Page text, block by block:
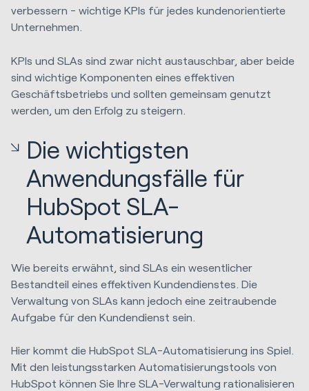
verbessern - wichtige KPIs für jedes kundenorientierte
Unternehmen.
KPIs und SLAs sind zwar nicht austauschbar, aber beide
sind wichtige Komponenten eines effektiven
Geschäftsbetriebs und sollten gemeinsam genutzt
werden, um den Erfolg zu steigern.
Die wichtigsten
Anwendungsfälle für
HubSpot SLA-
Automatisierung
Wie bereits erwähnt, sind SLAs ein wesentlicher
Bestandteil eines effektiven Kundendienstes. Die
Verwaltung von SLAs kann jedoch eine zeitraubende
Aufgabe für den Kundendienst sein.
Hier kommt die HubSpot SLA-Automatisierung ins Spiel.
Mit den leistungsstarken Automatisierungstools von
HubSpot können Sie Ihre SLA-Verwaltung rationalisieren